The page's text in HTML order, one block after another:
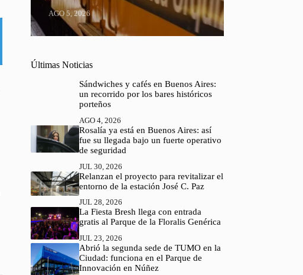
AGO 5, 2026
Últimas Noticias
Sándwiches y cafés en Buenos Aires:
un recorrido por los bares históricos
porteños
AGO 4, 2026
Rosalía ya está en Buenos Aires: así
fue su llegada bajo un fuerte operativo
de seguridad
JUL 30, 2026
Relanzan el proyecto para revitalizar el
entorno de la estación José C. Paz
JUL 28, 2026
La Fiesta Bresh llega con entrada
gratis al Parque de la Floralis Genérica
JUL 23, 2026
Abrió la segunda sede de TUMO en la
Ciudad: funciona en el Parque de
Innovación en Núñez